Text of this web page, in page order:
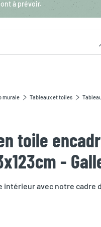
à prévoir.
murale Tableaux et toiles
toile
-
intérieur avec notre cadre